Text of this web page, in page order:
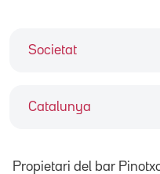
Societat
Catalunya
Propietari del bar